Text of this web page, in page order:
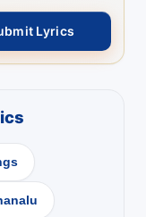
Lyrics